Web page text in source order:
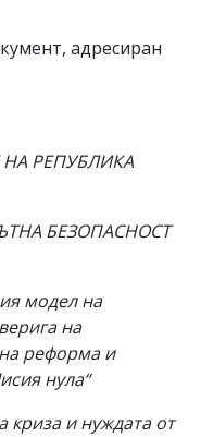
адресиран
РЕПУБЛИКА
БЕЗОПАСНОСТ
модел на
на
реформа и
нула“
криза и нуждата от